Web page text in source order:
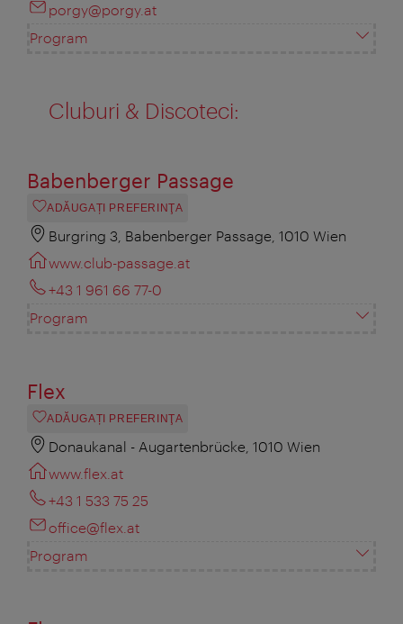
porgy@porgy.at
Program
Cluburi & Discoteci:
Babenberger Passage
ADĂUGAȚI PREFERINŢA
Burgring 3, Babenberger Passage, 1010 Wien
www.club-passage.at
+43 1 961 66 77-0
Program
Flex
ADĂUGAȚI PREFERINŢA
Donaukanal - Augartenbrücke, 1010 Wien
www.flex.at
+43 1 533 75 25
office@flex.at
Program